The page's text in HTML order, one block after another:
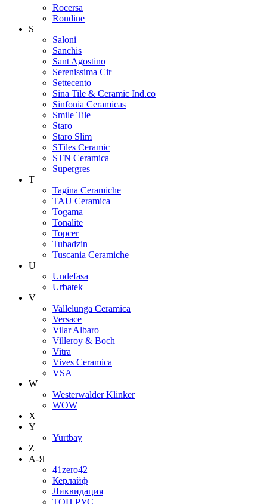
Rocersa
Rondine
S
Saloni
Sanchis
Sant Agostino
Serenissima Cir
Settecento
Sina Tile & Ceramic Ind.co
Sinfonia Ceramicas
Smile Tile
Staro
Staro Slim
STiles Ceramic
STN Ceramica
Supergres
T
Tagina Ceramiche
TAU Ceramica
Togama
Tonalite
Topcer
Tubadzin
Tuscania Ceramiche
U
Undefasa
Urbatek
V
Vallelunga Ceramica
Versace
Vilar Albaro
Villeroy & Boch
Vitra
Vives Ceramica
VSA
W
Westerwalder Klinker
WOW
X
Y
Yurtbay
Z
А-Я
41zero42
Керлайф
Ликвидация
ТОП РУС